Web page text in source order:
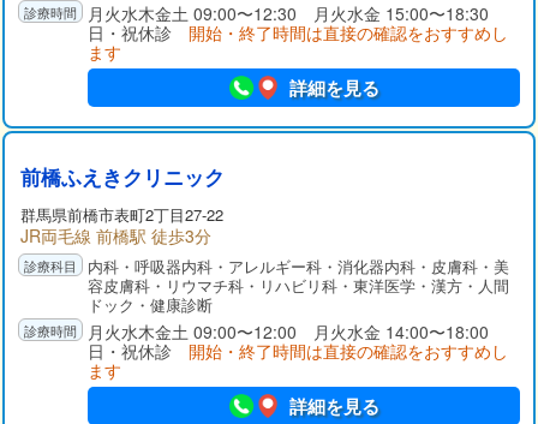
月火水木金土 09:00〜12:30 月火水金 15:00〜18:30
日・祝休診 開始・終了時間は直接の確認をおすすめし
ます
詳細を見る
前橋ふえきクリニック
群馬県前橋市表町2丁目27-22
JR両毛線 前橋駅 徒歩3分
内科・呼吸器内科・アレルギー科・消化器内科・皮膚科・美
容皮膚科・リウマチ科・リハビリ科・東洋医学・漢方・人間
ドック・健康診断
月火水木金土 09:00〜12:00 月火水金 14:00〜18:00
日・祝休診 開始・終了時間は直接の確認をおすすめし
ます
詳細を見る